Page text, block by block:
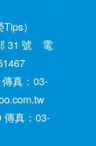
）
31 號 電
真：03-
傳真：03-